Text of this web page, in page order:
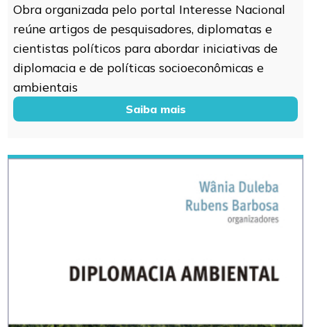
Obra organizada pelo portal Interesse Nacional
reúne artigos de pesquisadores, diplomatas e
cientistas políticos para abordar iniciativas de
diplomacia e de políticas socioeconômicas e
ambientais
Saiba mais